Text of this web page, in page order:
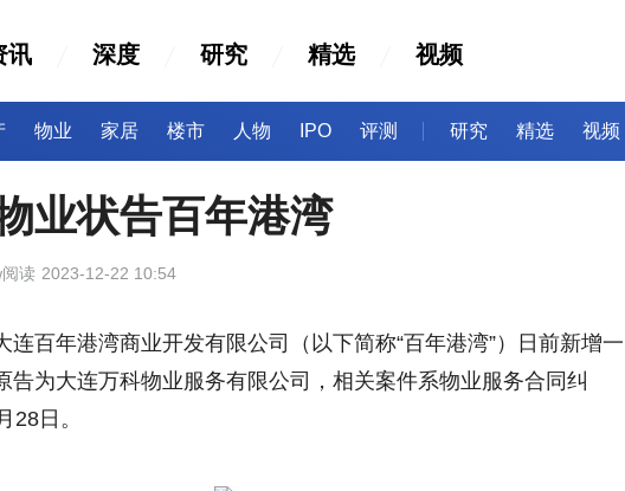
讯 深度 研究 精选 视频
物业 家居 楼市 人物 IPO 评测 研究 精选 视频
业状告百年港湾
读 2023-12-22 10:54
连百年港湾商业开发有限公司（以下简称“百年港湾”）日前新增一
告为大连万科物业服务有限公司，相关案件系物业服务合同纠
28日。